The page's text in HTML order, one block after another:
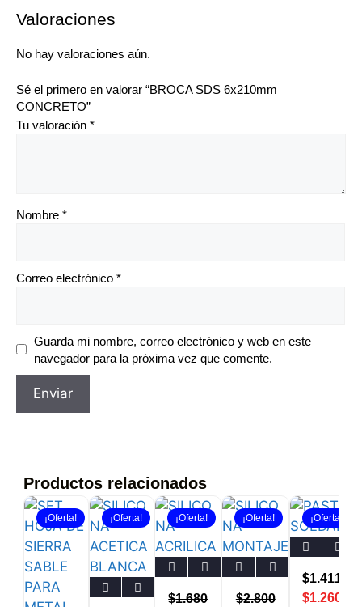
Valoraciones
No hay valoraciones aún.
Sé el primero en valorar “BROCA SDS 6x210mm
CONCRETO”
Tu valoración *
Nombre *
Correo electrónico *
Guarda mi nombre, correo electrónico y web en este
navegador para la próxima vez que comente.
Productos relacionados
¡Oferta! ¡Oferta! ¡Oferta!
$1.680
¡Oferta!
$2.800
¡Oferta!
$1.411
$1.260